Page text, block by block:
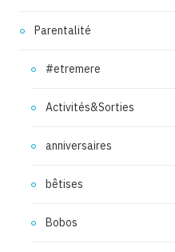
Parentalité
#etremere
Activités&Sorties
anniversaires
bêtises
Bobos